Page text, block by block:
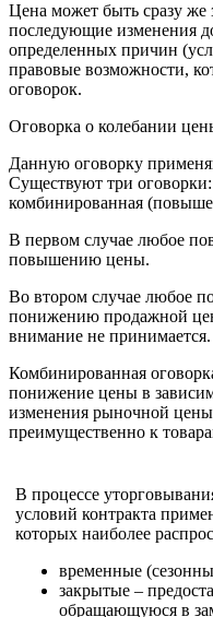
Цена может быть сразу же
последующие изменения
определенных причин
правовые возможности,
оговорок.
Оговорка о колебании
Данную оговорку
Существуют три
комбинированная
В первом случае любое
повышению цены.
Во втором случае любое
понижению продажной
внимание не принимается.
Комбинированная
понижение цены в
изменения рыночной
преимущественно к
В процессе
условий контракта
которых наиболее
временные
закрытые –
обращающуюся в